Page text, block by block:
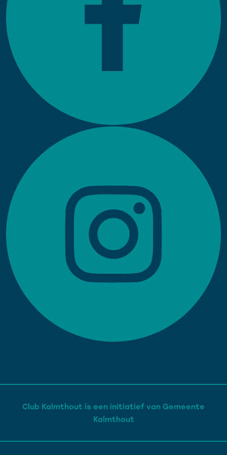
Club Kalmthout is een initiatief van Gemeente
Kalmthout